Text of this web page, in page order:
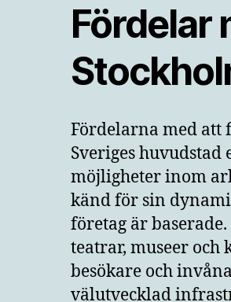
Fördelar
Fördelarna med att
Sveriges
möjligheter inom
känd för sin
företag är
teatrar, museer och
besökare och
välutvecklad